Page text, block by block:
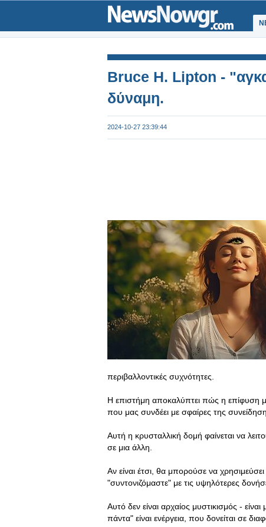
Bruce H. Lipton -
δύναμη.
2024-10-27 23:39:44
περιβαλλοντικές συχνότητες.
Η επιστήμη αποκαλύπτει πώς η επίφυση
που μας συνδέει με σφαίρες της
Αυτή η κρυσταλλική δομή φαίνεται να
σε μια άλλη.
Αν είναι έτσι, θα μπορούσε να
"συντονιζόμαστε" με τις υψηλότερες
Αυτό δεν είναι αρχαίος μυστικισμός -
πάντα" είναι ενέργεια, που δονείται σε